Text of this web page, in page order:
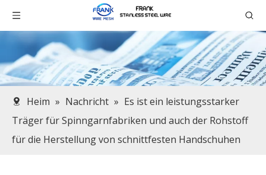
Heim » Nachricht » Es ist ein leistungsstarker
Träger für Spinngarnfabriken und auch der Rohstoff
für die Herstellung von schnittfesten Handschuhen